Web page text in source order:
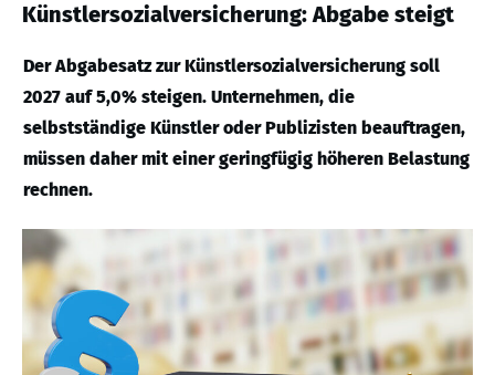
Künstlersozialversicherung: Abgabe steigt
Der Abgabesatz zur Künstlersozialversicherung soll
2027 auf 5,0% steigen. Unternehmen, die
selbstständige Künstler oder Publizisten beauftragen,
müssen daher mit einer geringfügig höheren Belastung
rechnen.